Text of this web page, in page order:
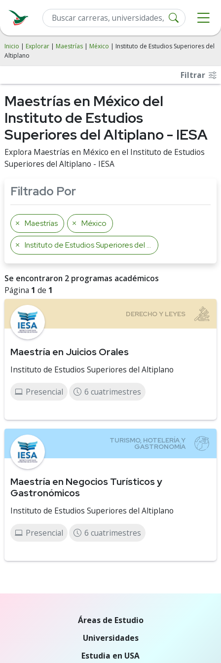
Inicio | Explorar | Maestrías | México | Instituto de Estudios Superiores del
Altiplano
Filtrar
Maestrías en México del
Instituto de Estudios
Superiores del Altiplano - IESA
Explora Maestrías en México en el Instituto de Estudios
Superiores del Altiplano - IESA
Filtrado Por
Maestrías México
Instituto de Estudios Superiores del Altiplano
Se encontraron 2 programas académicos
Página 1 de 1
Maestría en Juicios Orales
Instituto de Estudios Superiores del Altiplano
Presencial 6 cuatrimestres
Maestría en Negocios Turísticos y
Gastronómicos
Instituto de Estudios Superiores del Altiplano
Presencial 6 cuatrimestres
Áreas de Estudio
Universidades
Estudia en USA